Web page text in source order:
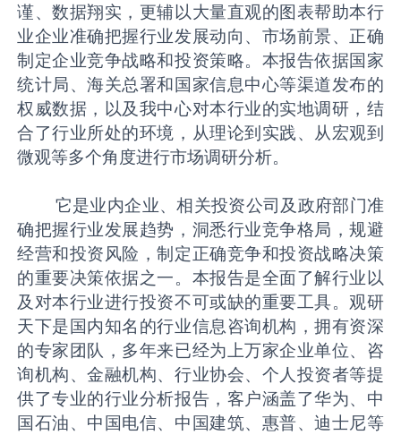
谨、数据翔实，更辅以大量直观的图表帮助本行
业企业准确把握行业发展动向、市场前景、正确
制定企业竞争战略和投资策略。本报告依据国家
统计局、海关总署和国家信息中心等渠道发布的
权威数据，以及我中心对本行业的实地调研，结
合了行业所处的环境，从理论到实践、从宏观到
微观等多个角度进行市场调研分析。
它是业内企业、相关投资公司及政府部门准
确把握行业发展趋势，洞悉行业竞争格局，规避
经营和投资风险，制定正确竞争和投资战略决策
的重要决策依据之一。本报告是全面了解行业以
及对本行业进行投资不可或缺的重要工具。观研
天下是国内知名的行业信息咨询机构，拥有资深
的专家团队，多年来已经为上万家企业单位、咨
询机构、金融机构、行业协会、个人投资者等提
供了专业的行业分析报告，客户涵盖了华为、中
国石油、中国电信、中国建筑、惠普、迪士尼等